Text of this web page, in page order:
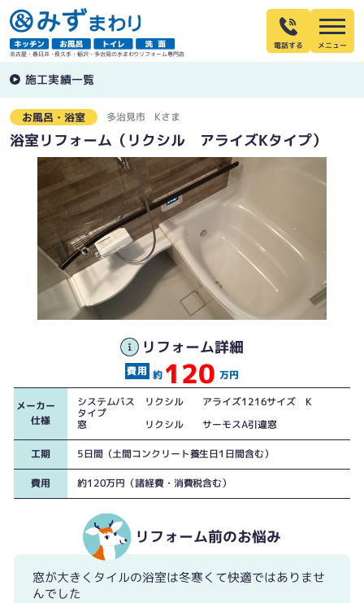
名古屋・春日井・長久手・稲沢・多治見の水まわりリフォーム専門店
電話する
施工実績一覧
お風呂・浴室 多治見市 Kさま
浴室リフォーム（リクシル アライズKタイプ）
リフォーム詳細
約 120 万円
メーカー
仕様
システムバス リクシル アライズ1216サイズ K
タイプ
窓 リクシル サーモスA引違窓
工期 5日間（土間コンクリート養生日1日間含む）
費用 約120万円（諸経費・消費税含む）
リフォーム前のお悩み
窓が大きくタイルの浴室は冬寒くて快適ではありませ
んでした
大きすぎて寒さの原因の一つとなっていた窓
収納と手すり、シャワーフックが一体となったスマートエスコートバーメタル
シェルフ。座ったまま手が届きやすい位置にたっぷりと収納できます
まる洗いカウンターは取り外しができるので汚れが溜まりやすい場所もしっか
り掃除できます